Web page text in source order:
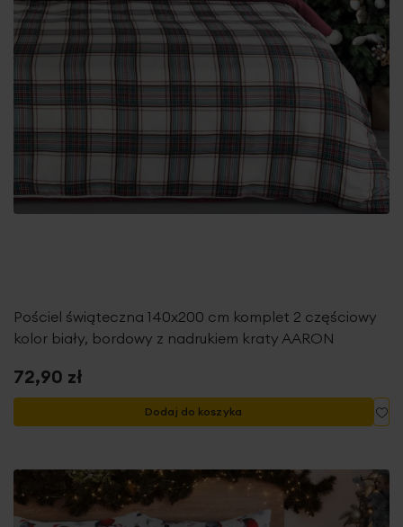
Pościel świąteczna 140x200 cm komplet 2 częściowy
kolor biały, bordowy z nadrukiem kraty AARON
72,90 zł
Dodaj do koszyka